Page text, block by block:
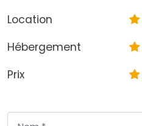
Location
Hébergement
Prix